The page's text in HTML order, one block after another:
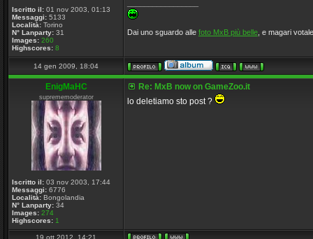
Iscritto il: 01 nov 2003, 01:13
Messaggi: 5133
Località: Torino
N° Lanparty: 31
Images: 260
Highscores: 8
Dai uno sguardo alle foto MxB più belle , e magari
14 gen 2009, 18:04
EnigMaHC
suprememoderator
Iscritto il: 03 nov 2003, 17:44
Messaggi: 6776
Località: Bongolandia
N° Lanparty: 34
Images: 274
Highscores: 1
Re: MxB now on GameZoo.it
lo deletiamo sto post ?
19 ott 2012, 14:21